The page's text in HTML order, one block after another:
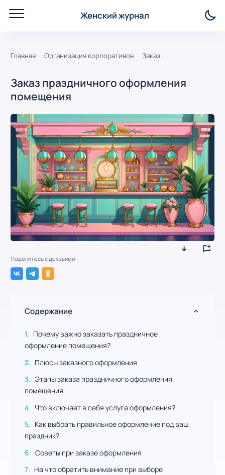
Женский журнал
Главная Организация корпоративов Заказ праздничного оформления помещения
Заказ праздничного оформления
помещения
Поделитесь с друзьями
Содержание
Почему важно заказать праздничное
оформление помещения?
Плюсы заказного оформления
Этапы заказа праздничного оформления
помещения
Что включает в себя услуга оформления?
Как выбрать правильное оформление под ваш
праздник?
Советы при заказе оформления
На что обратить внимание при выборе